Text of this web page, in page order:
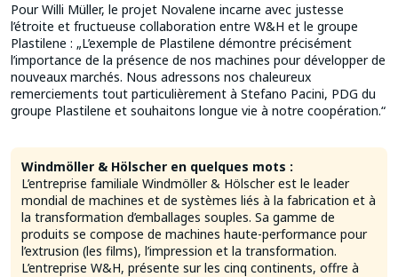
Pour Willi Müller, le projet Novalene incarne avec justesse
l’étroite et fructueuse collaboration entre W&H et le groupe
Plastilene : „L’exemple de Plastilene démontre précisément
l’importance de la présence de nos machines pour développer de
nouveaux marchés. Nous adressons nos chaleureux
remerciements tout particulièrement à Stefano Pacini, PDG du
groupe Plastilene et souhaitons longue vie à notre coopération.“
Windmöller & Hölscher en quelques mots :
L’entreprise familiale Windmöller & Hölscher est le leader
mondial de machines et de systèmes liés à la fabrication et à
la transformation d’emballages souples. Sa gamme de
produits se compose de machines haute-performance pour
l’extrusion (les films), l’impression et la transformation.
L’entreprise W&H, présente sur les cinq continents, offre à